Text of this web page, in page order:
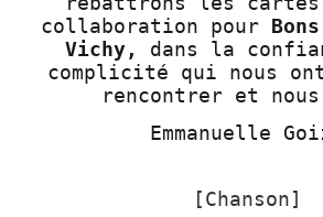
collaboration pour
Vichy, dans la
complicité qui nous
rencontrer et
Emmanuelle
[Chanson]